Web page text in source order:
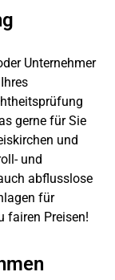
Unternehmer
gerne für Sie
und
und
abflusslose
für
fairen Preisen!